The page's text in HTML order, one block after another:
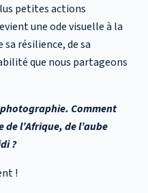
petites actions
une ode visuelle à la
résilience, de sa
que nous partageons
Comment
l’Afrique, de l’aube
?
!